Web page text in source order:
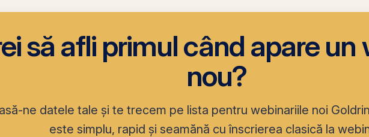
să afli primul când apare un
nou?
ne datele tale și te trecem pe lista pentru webinariile noi
este simplu, rapid și seamănă cu înscrierea clasică la